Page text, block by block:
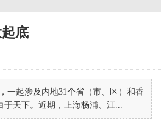
底
一起涉及内地31个省（市、区）和香
于天下。近期，上海杨浦、江...